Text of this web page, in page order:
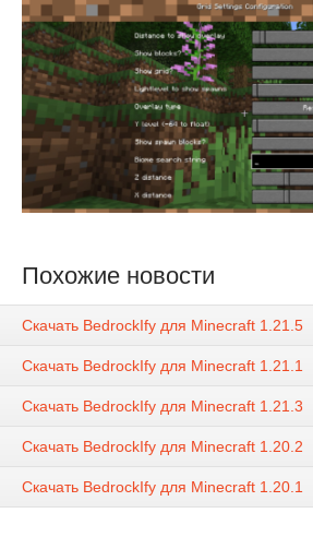
Похожие новости
Скачать BedrockIfy для Minecraft 1.21.5
Скачать BedrockIfy для Minecraft 1.21.1
Скачать BedrockIfy для Minecraft 1.21.3
Скачать BedrockIfy для Minecraft 1.20.2
Скачать BedrockIfy для Minecraft 1.20.1